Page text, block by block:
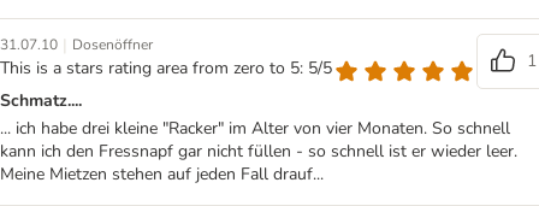
31.07.10 | Dosenöffner
This is a stars rating area from zero to 5: 5/5
1
Schmatz....
... ich habe drei kleine "Racker" im Alter von vier Monaten. So schnell
kann ich den Fressnapf gar nicht füllen - so schnell ist er wieder leer.
Meine Mietzen stehen auf jeden Fall drauf...